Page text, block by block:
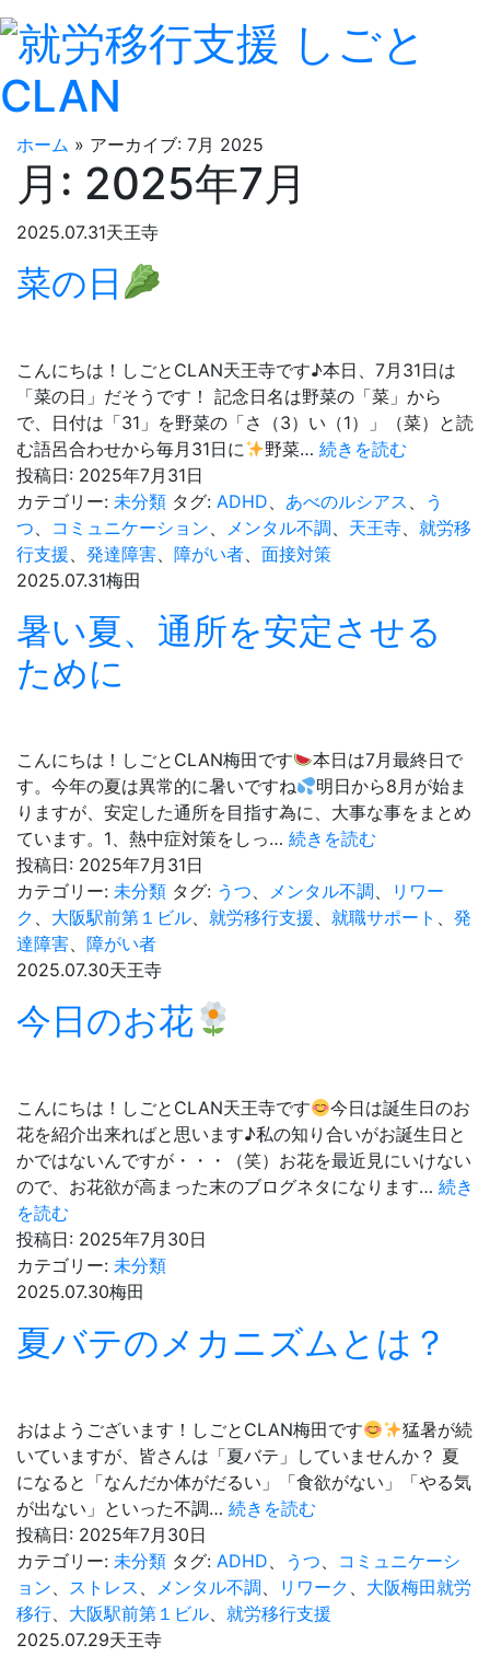
ホーム » アーカイブ: 7月 2025
月: 2025年7月
2025.07.31天王寺
菜の日
こんにちは！しごとCLAN天王寺です♪本日、7月31日は
「菜の日」だそうです！ 記念日名は野菜の「菜」から
で、日付は「31」を野菜の「さ（3）い（1）」（菜）と読
む語呂合わせから毎月31日に
野菜…続きを読む
投稿日: 2025年7月31日
カテゴリー: 未分類 タグ: ADHD、 あべのルシアス 、
う
つ、 コミュニケーション、 メンタル不調、 天王寺、 就労移
行支援、 発達障害、 障がい者、 面接対策
2025.07.31梅田
暑い夏、通所を安定させる
ために
こんにちは！しごとCLAN梅田です
本日は7月最終日で
す。今年の夏は異常的に暑いですね
明日から8月が始ま
りますが、安定した通所を目指す為に、大事な事をまとめ
ています。1、熱中症対策をしっ… 続きを読む
夏、
通
る
た
め
に
投稿日: 2025年7月31日
カテゴリー: 未分類 タグ: うつ、 メンタル不調、
リワー
ク 、 大阪駅前第１ビル、 就労移行支援、 就職サポート 、 発
達障害、 障がい者
2025.07.30天王寺
今日のお花
こんにちは！しごとCLAN天王寺です
今日は誕生日のお
花を紹介出来ればと思います♪私の知り合いがお誕生日と
かではないんですが・・・（笑）お花を最近見にいけない
ので、お花欲が高まった末のブログネタになります… 続き
を読む
日
の
お
投稿日: 2025年7月30日
カテゴリー: 未分類
2025.07.30梅田
夏バテのメカニズムとは？
おはようございます！しごとCLAN梅田です
猛暑が続
いていますが、皆さんは「夏バテ」していませんか？ 夏
になると「なんだか体がだるい」「食欲がない」「やる気
が出ない」といった不調… 続きを読む
テ
の
メ
投稿日: 2025年7月30日
カテゴリー: 未分類 タグ: ADHD、 うつ、 コミュニケーシ
ョン、 ストレス 、 メンタル不調、 リワーク 、 大阪梅田就労
移行、 大阪駅前第１ビル、 就労移行支援
2025.07.29天王寺